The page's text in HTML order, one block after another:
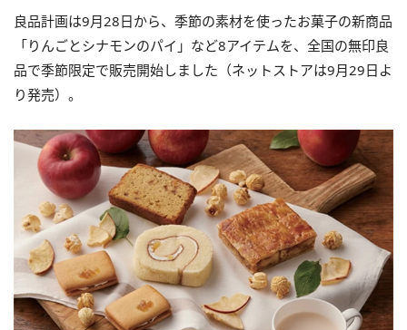
良品計画は9月28日から、季節の素材を使ったお菓子の新商品
「りんごとシナモンのパイ」など8アイテムを、全国の無印良
品で季節限定で販売開始しました（ネットストアは9月29日よ
り発売）。